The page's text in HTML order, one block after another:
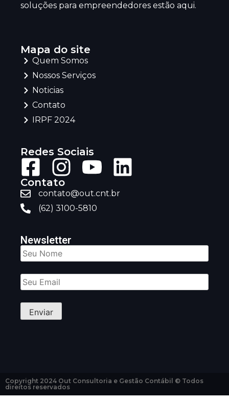
soluções para empreendedores estão aqui.
Mapa do site
Quem Somos
Nossos Serviços
Noticias
Contato
IRPF 2024
Redes Sociais
Contato
contato@out.cnt.br
(62) 3100-5810
Newsletter
Copyright 2024 Out Consultoria e Gestão Contábil © Todos
direitos reservados